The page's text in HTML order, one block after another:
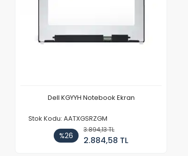
Dell KGYYH Notebook Ekran
Stok Kodu: AATXGSRZGM
%26
3.894,13 TL
2.884,58 TL